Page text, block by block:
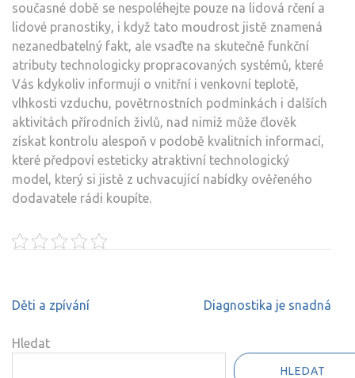
současné době se nespoléhejte pouze na lidová rčení a
lidové pranostiky, i když tato moudrost jistě znamená
nezanedbatelný fakt, ale vsaďte na skutečně funkční
atributy technologicky propracovaných systémů, které
Vás kdykoliv informují o vnitřní i venkovní teplotě,
vlhkosti vzduchu, povětrnostních podmínkách i dalších
aktivitách přírodních živlů, nad nimiž může člověk
získat kontrolu alespoň v podobě kvalitních informací,
které předpoví esteticky atraktivní technologický
model, který si jistě z uchvacující nabídky ověřeného
dodavatele rádi koupíte.
Navigace
příspěvek
Děti a zpívání Diagnostika je snadná
Hledat
HLEDAT